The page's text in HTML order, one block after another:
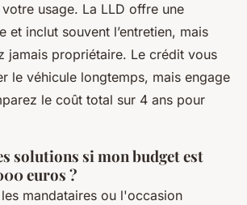
usage. La LLD offre une
et inclut souvent l’entretien, mais
jamais propriétaire. Le crédit vous
le véhicule longtemps, mais engage
le coût total sur 4 ans pour
solutions si mon budget est
euros ?
mandataires ou l'occasion